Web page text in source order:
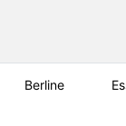
Berline